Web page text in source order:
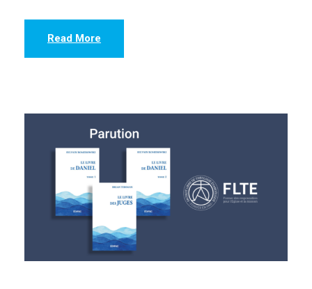
Read More